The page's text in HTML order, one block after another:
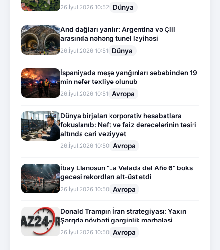
26.İyul.2026 10:52 Dünya
And dağları yarılır: Argentina və Çili
arasında nəhəng tunel layihəsi
26.İyul.2026 10:51 Dünya
İspaniyada meşə yanğınları səbəbindən 19
min nəfər təxliyə olunub
26.İyul.2026 10:51 Avropa
Dünya birjaları korporativ hesabatlara
fokuslanıb: Neft və faiz dərəcələrinin təsiri
altında cari vəziyyət
26.İyul.2026 10:50 Avropa
İbay Llanosun "La Velada del Año 6" boks
gecəsi rekordları alt-üst etdi
26.İyul.2026 10:50 Avropa
Donald Trampın İran strategiyası: Yaxın
Şərqdə növbəti gərginlik mərhələsi
26.İyul.2026 10:50 Avropa